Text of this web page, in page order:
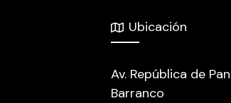
Ubicación
Av. República de
Barranco